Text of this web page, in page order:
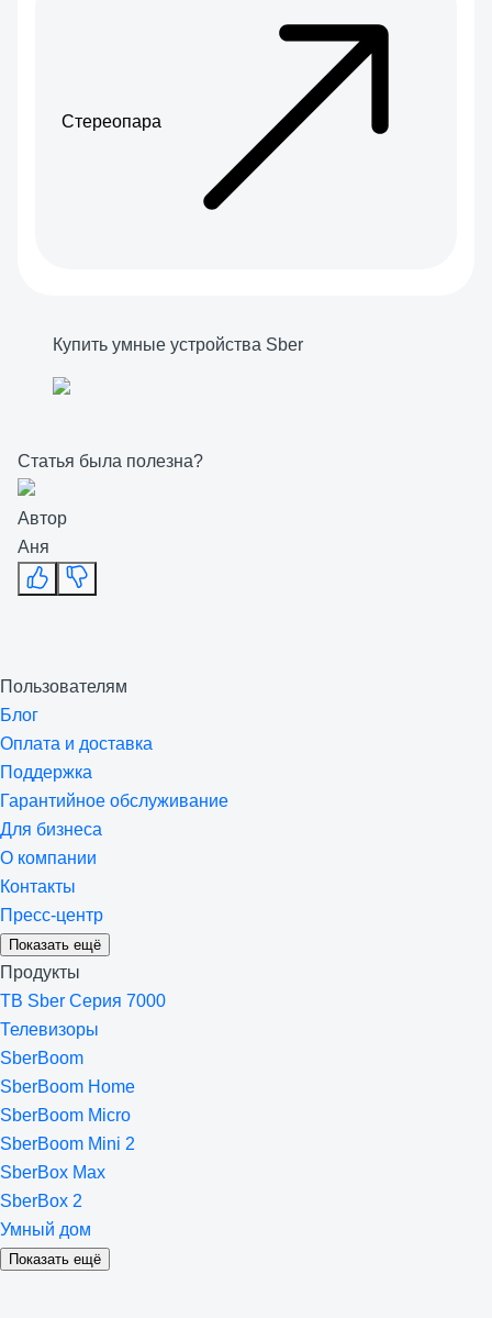
Стереопара
Купить умные устройства Sber
Статья была полезна?
Автор
Аня
Пользователям
Блог
Оплата и доставка
Поддержка
Гарантийное обслуживание
Для бизнеса
О компании
Контакты
Пресс-центр
Показать ещё
Продукты
ТВ Sber Серия 7000
Телевизоры
SberBoom
SberBoom Home
SberBoom Micro
SberBoom Mini 2
SberBox Max
SberBox 2
Умный дом
Показать ещё